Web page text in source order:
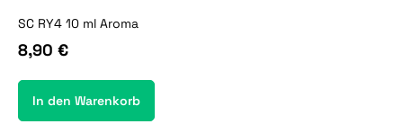
SC RY4 10 ml Aroma
8,90 €
In den Warenkorb